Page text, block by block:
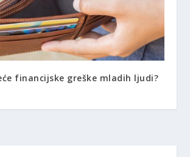
financijske greške mladih ljudi?